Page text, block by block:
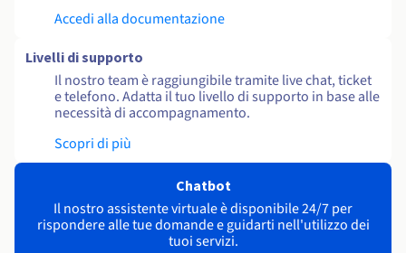
Accedi alla documentazione
Livelli di supporto
Il nostro team è raggiungibile tramite live chat, ticket
e telefono. Adatta il tuo livello di supporto in base alle
necessità di accompagnamento.
Scopri di più
Chatbot
Il nostro assistente virtuale è disponibile 24/7 per
rispondere alle tue domande e guidarti nell'utilizzo dei
tuoi servizi.